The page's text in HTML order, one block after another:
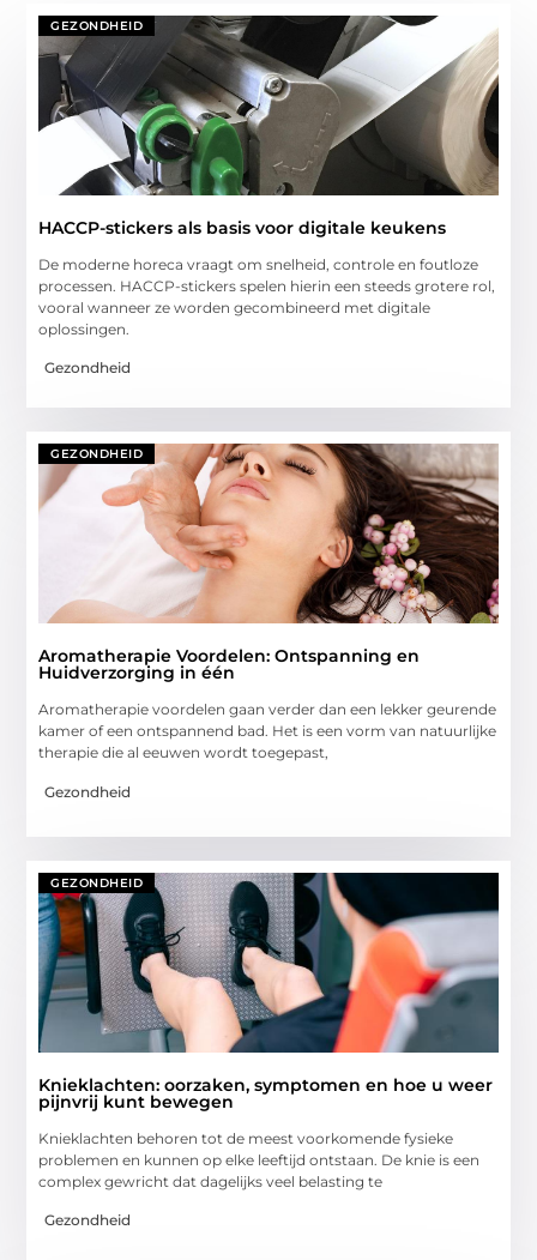
GEZONDHEID
HACCP-stickers als basis voor digitale keukens
De moderne horeca vraagt om snelheid, controle en foutloze
processen. HACCP-stickers spelen hierin een steeds grotere rol,
vooral wanneer ze worden gecombineerd met digitale
oplossingen.
Gezondheid
GEZONDHEID
Aromatherapie Voordelen: Ontspanning en
Huidverzorging in één
Aromatherapie voordelen gaan verder dan een lekker geurende
kamer of een ontspannend bad. Het is een vorm van natuurlijke
therapie die al eeuwen wordt toegepast,
Gezondheid
GEZONDHEID
Knieklachten: oorzaken, symptomen en hoe u weer
pijnvrij kunt bewegen
Knieklachten behoren tot de meest voorkomende fysieke
problemen en kunnen op elke leeftijd ontstaan. De knie is een
complex gewricht dat dagelijks veel belasting te
Gezondheid